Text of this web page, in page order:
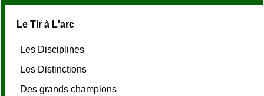
Le Tir à L'arc
Les Disciplines
Les Distinctions
Des grands champions